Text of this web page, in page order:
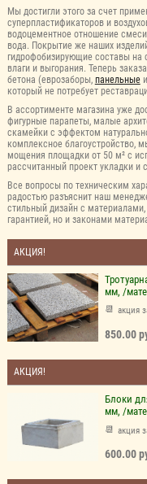
Мы достигли этого за счет
суперпластификаторов и
водоцементное отношение
вода. Покрытие же наших
гидрофобизирующие составы на
влаги и выгорания. Теперь
бетона (еврозаборы, панельныеи
который не потребует
В ассортименте магазина уже
фигурные парапеты, малые
скамейки с эффектом
комплексное благоустройство,
мощения площадки от 50 м² с
рассчитанный проект укладки и
Все вопросы по техническим
радостью разъяснит наш
стильный дизайн с
гарантией, но и законами
АКЦИЯ!
мм, /
акция
850.00
АКЦИЯ!
Блоки
мм, /
акция
600.00